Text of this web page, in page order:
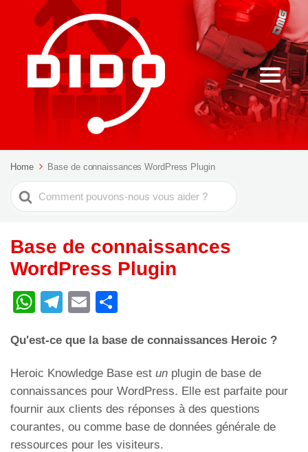
Home Base de connaissances WordPress Plugin
Rechercher
Base de connaissances
WordPress Plugin
W
at
s
A
p
p
T
e
gr
a
m
E
ail n
di
vi
di
Qu'est-ce que la base de connaissances Heroic ?
Heroic Knowledge Base est un plugin de base de
connaissances pour WordPress. Elle est parfaite pour
fournir aux clients des réponses à des questions
courantes, ou comme base de données générale de
ressources pour les visiteurs.